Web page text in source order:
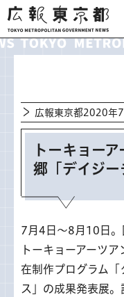
広報東京都
広報東京都2020年
トーキョー
郷「デイジー
7月4日～8月10日。
トーキョーアーツ
在制作プログラム「
ス」の成果発表展。